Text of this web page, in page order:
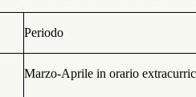
Periodo
Marzo-Aprile in orario